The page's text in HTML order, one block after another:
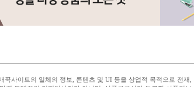
꾹사이트의 일체의 정보, 콘텐츠 및 UI 등을 상업적 목적으로 전재